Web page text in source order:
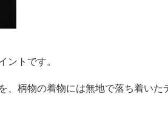
ントです。
、柄物の着物には無地で落ち着い